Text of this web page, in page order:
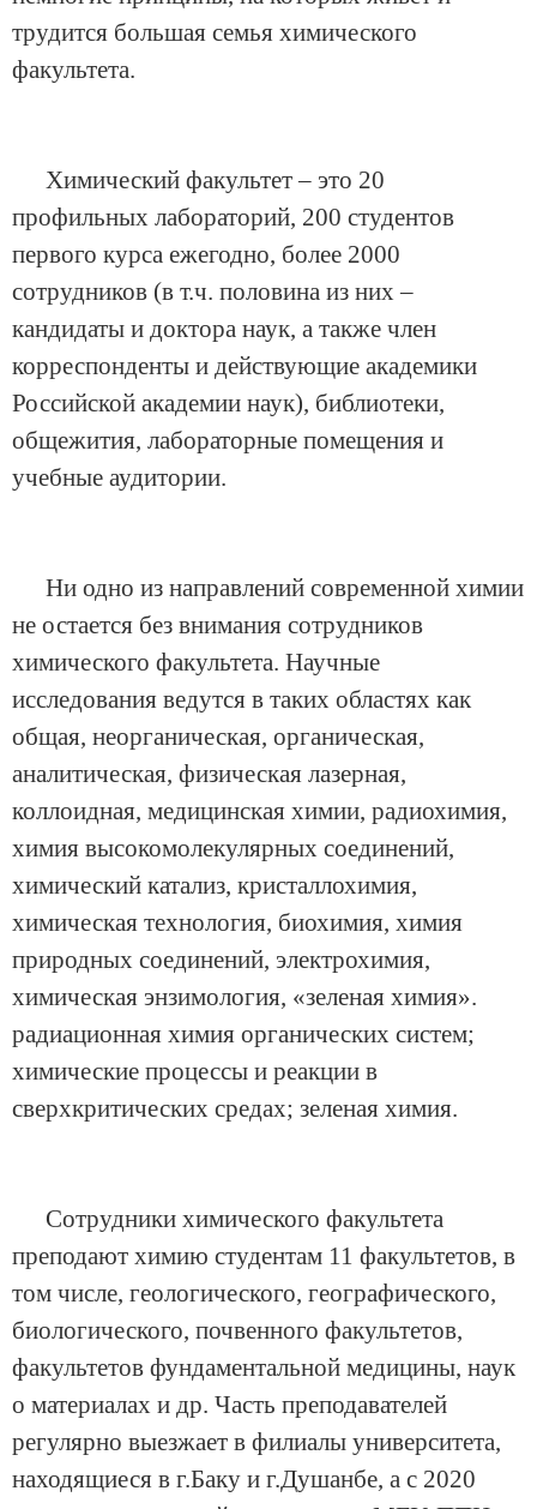
трудится большая семья химического
факультета.
Химический факультет – это 20
профильных лабораторий, 200 студентов
первого курса ежегодно, более 2000
сотрудников (в т.ч. половина из них –
кандидаты и доктора наук, а также член
корреспонденты и действующие академики
Российской академии наук), библиотеки,
общежития, лабораторные помещения и
учебные аудитории.
Ни одно из направлений современной химии
не остается без внимания сотрудников
химического факультета. Научные
исследования ведутся в таких областях как
общая, неорганическая, органическая,
аналитическая, физическая лазерная,
коллоидная, медицинская химии, радиохимия,
химия высокомолекулярных соединений,
химический катализ, кристаллохимия,
химическая технология, биохимия, химия
природных соединений, электрохимия,
химическая энзимология, «зеленая химия».
радиационная химия органических систем;
химические процессы и реакции в
сверхкритических средах; зеленая химия.
Сотрудники химического факультета
преподают химию студентам 11 факультетов, в
том числе, геологического, географического,
биологического, почвенного факультетов,
факультетов фундаментальной медицины, наук
о материалах и др. Часть преподавателей
регулярно выезжает в филиалы университета,
находящиеся в г.Баку и г.Душанбе, а с 2020